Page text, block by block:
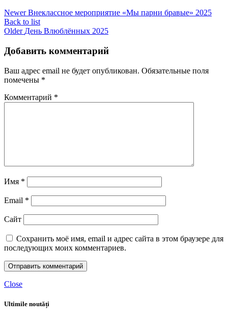
Newer Внеклассное мероприятие «Мы парни бравые» 2025
Back to list
Older День Влюблённых 2025
Добавить комментарий
Ваш адрес email не будет опубликован. Обязательные поля
помечены *
Комментарий *
Имя *
Email *
Сайт
Сохранить моё имя, email и адрес сайта в этом браузере для
последующих моих комментариев.
Close
Ultimile noutăți